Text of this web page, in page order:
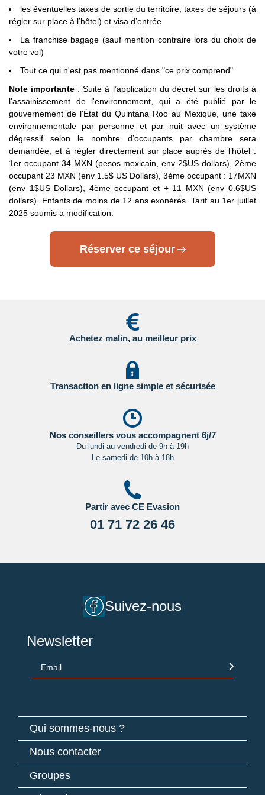
Transit par la Grande Bretagne, les Etat-Unis et le Canada
des formalités spécifiques s'appliquent.
Nous vous invitons à
consulter les sites ci-dessous pour plus d’information :
- Grande Bretagne : sur le site du gouvernement britannique
en
Cliquant ici.
- Etats Unis : sur le site du Service Public en
Cliquant ici.
- Canada : sur le site du gouvernement canadien en
Cliquant ici.
Pour les passagers binationaux ou de nationalité étrangère:
il est préférable de vous rapprocher du consulat ou de
l’ambassade du pays de destination et de transit.
Important:Les formalités administratives et sanitaires étant
susceptibles de changer entre votre réservation et votre
les éventuelles taxes de sortie du territoire, taxes de séjours (à
régler sur place à l’hôtel) et visa d’entrée
La franchise bagage (sauf mention contraire lors du choix de
votre vol)
Tout ce qui n'est pas mentionné dans "ce prix comprend"
Note importante : Suite à l’application du décret sur les droits à
l'assainissement de l'environnement, qui a été publié par le
gouvernement de l'État du Quintana Roo au Mexique, une taxe
environnementale par personne et par nuit avec un système
dégressif selon le nombre d’occupants par chambre sera
demandée, et à régler directement sur place auprès de l’hôtel :
1er occupant 34 MXN (pesos mexicain, env 2$US dollars), 2ème
occupant 23 MXN (env 1.5$ US Dollars), 3ème occupant : 17MXN
(env 1$US Dollars), 4ème occupant et + 11 MXN (env 0.6$US
dollars). Enfants de moins de 12 ans exonérés. Tarif au 1er juillet
2025 soumis a modification.
Réserver ce séjour
Achetez malin, au meilleur prix
Transaction en ligne simple et sécurisée
Nos conseillers vous accompagnent 6j/7
Du lundi au vendredi de 9h à 19h
Le samedi de 10h à 18h
Partir avec CE Evasion
01 71 72 26 46
Suivez-nous
Newsletter
Email
Qui sommes-nous ?
Nous contacter
Groupes